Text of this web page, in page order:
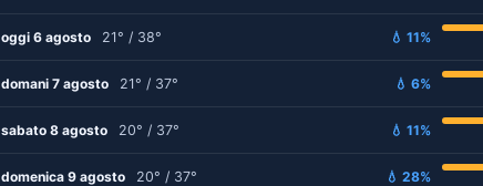
oggi 6 agosto 21° / 38° 💧 11%
domani 7 agosto 21° / 37° 💧 6%
sabato 8 agosto 20° / 37° 💧 11%
domenica 9 agosto 20° / 37° 💧 28%